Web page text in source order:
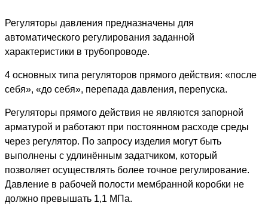
Регуляторы давления предназначены для
автоматического регулирования заданной
характеристики в трубопроводе.
4 основных типа регуляторов прямого действия: «после
себя», «до себя», перепада давления, перепуска.
Регуляторы прямого действия не являются запорной
арматурой и работают при постоянном расходе среды
через регулятор. По запросу изделия могут быть
выполнены с удлинённым задатчиком, который
позволяет осуществлять более точное регулирование.
Давление в рабочей полости мембранной коробки не
должно превышать 1,1 МПа.